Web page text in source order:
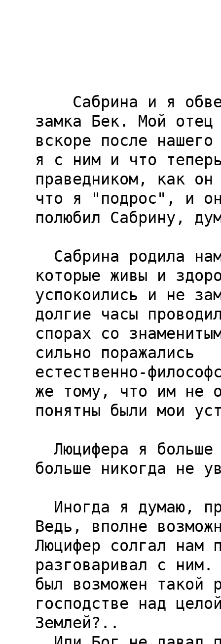
замка Бек. Мой отец
вскоре после
я с ним и что
праведником, как
что я "подрос", и
полюбил Сабрину,
которые живы и
успокоились и не
долгие часы
спорах со
сильно поражались
естественно-
же тому, что им не
понятны были мои
больше никогда не
Ведь, вполне
Люцифер солгал нам
разговаривал с ним.
был возможен такой
господстве над
Землей?..